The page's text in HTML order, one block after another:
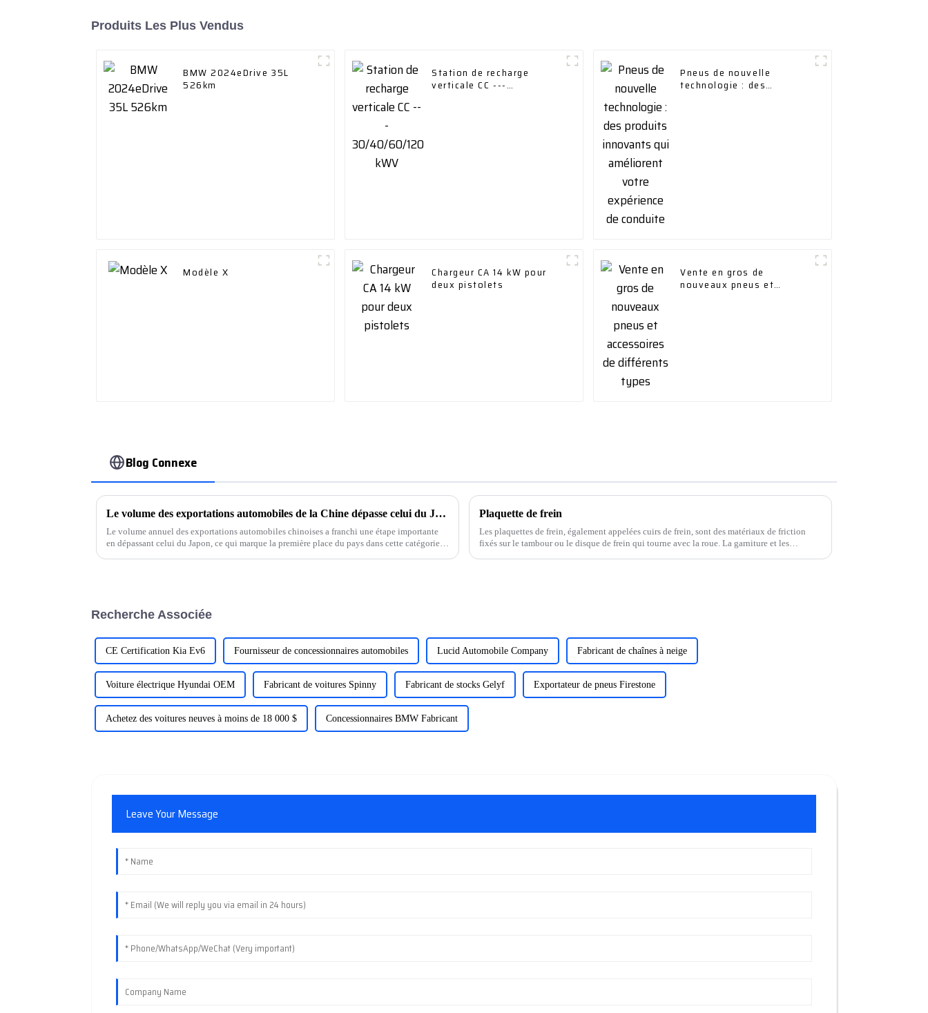
Produits Les Plus Vendus
BMW 2024eDrive 35L
526km
Station de recharge
verticale CC ---
Pneus de nouvelle
technologie : des
Modèle X
Chargeur CA 14 kW pour
deux pistolets
Vente en gros de
nouveaux pneus et
Blog Connexe
Le volume des exportations automobiles de la Chine dépasse celui du Japon pour la première fois
Le volume annuel des exportations automobiles chinoises a franchi une étape importante
en dépassant celui du Japon, ce qui marque la première place du pays dans cette catégorie.
Plaquette de frein
Les plaquettes de frein, également appelées cuirs de frein, sont des matériaux de friction
fixés sur le tambour ou le disque de frein qui tourne avec la roue. La garniture et les
Recherche Associée
CE Certification Kia Ev6 Fournisseur de concessionnaires automobiles Lucid Automobile Company Fabricant de chaînes à neige
Voiture électrique Hyundai OEM Fabricant de voitures Spinny Fabricant de stocks Gelyf Exportateur de pneus Firestone
Achetez des voitures neuves à moins de 18 000 $ Concessionnaires BMW Fabricant
Leave Your Message